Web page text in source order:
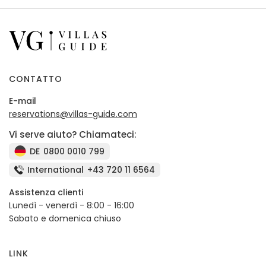
CONTATTO
E-mail
reservations@villas-guide.com
Vi serve aiuto? Chiamateci:
DE 0800 0010 799
International +43 720 11 6564
Assistenza clienti
Lunedì - venerdì - 8:00 - 16:00
Sabato e domenica chiuso
LINK